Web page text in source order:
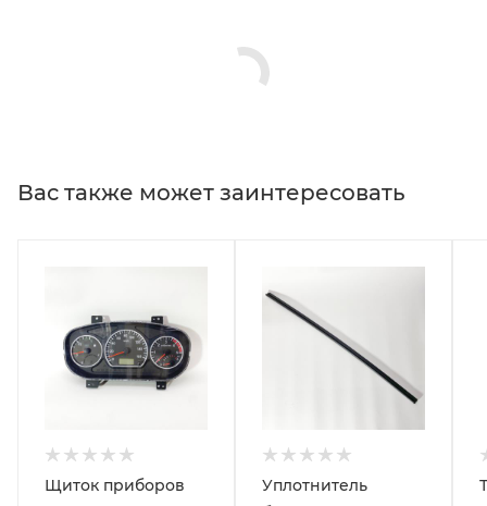
Вас также может заинтересовать
Щиток приборов
Уплотнитель